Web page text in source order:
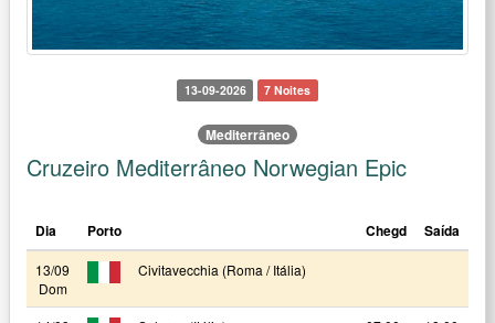
13-09-2026 7 Noites
Mediterrâneo
Cruzeiro Mediterrâneo Norwegian Epic
Dia Porto Chegd Saída
13/09
Dom
Civitavecchia (Roma / Itália)